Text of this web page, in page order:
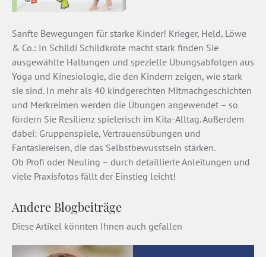
Sanfte Bewegungen für starke Kinder! Krieger, Held, Löwe
& Co.: In Schildi Schildkröte macht stark finden Sie
ausgewählte Haltungen und spezielle Übungsabfolgen aus
Yoga und Kinesiologie, die den Kindern zeigen, wie stark
sie sind. In mehr als 40 kindgerechten Mitmachgeschichten
und Merkreimen werden die Übungen angewendet – so
fördern Sie Resilienz spielerisch im Kita-Alltag. Außerdem
dabei: Gruppenspiele, Vertrauensübungen und
Fantasiereisen, die das Selbstbewusstsein stärken.
Ob Profi oder Neuling – durch detaillierte Anleitungen und
viele Praxisfotos fällt der Einstieg leicht!
Andere Blogbeiträge
Diese Artikel könnten Ihnen auch gefallen